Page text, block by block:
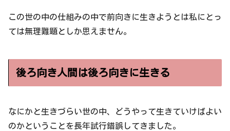
この世の中の仕組みの中で前向きに生きようとは私にとっ
ては無理難題としか思えません。
後ろ向き人間は後ろ向きに生きる
なにかと生きづらい世の中、どうやって生きていけばよい
のかということを長年試行錯誤してきました。